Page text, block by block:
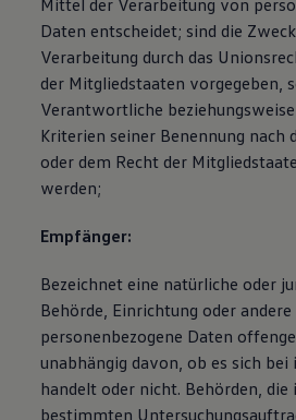
Mittel der Verarbeitung von
Daten entscheidet; sind die
Verarbeitung durch das
der Mitgliedstaaten vorgegeben,
Verantwortliche
Kriterien seiner Benennung nach
oder dem Recht der
werden;
Empfänger:
Bezeichnet eine natürliche oder
Behörde, Einrichtung oder andere
personenbezogene Daten
unabhängig davon, ob es sich
handelt oder nicht. Behörden, die
bestimmten